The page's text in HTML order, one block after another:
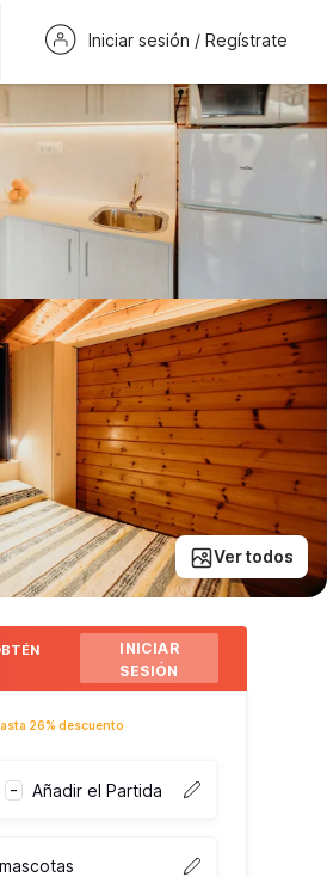
Iniciar sesión / Regístrate
Ver todos
INICIAR
SESIÓN
26% descuento
– Añadir el Partida